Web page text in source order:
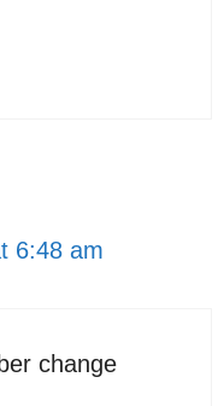
6:48 am
change